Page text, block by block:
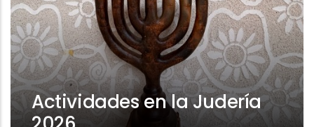
Actividades en la Judería